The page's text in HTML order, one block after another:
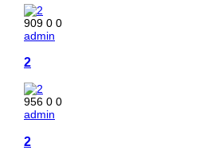
909 0 0
admin
2
956 0 0
admin
2